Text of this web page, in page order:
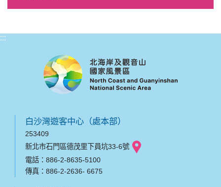
:::
白沙灣遊客中心（處本部）
253409
新北市石門區德茂里下員坑33-6號
電話：886-2-8635-5100
傳真：886-2-2636- 6675